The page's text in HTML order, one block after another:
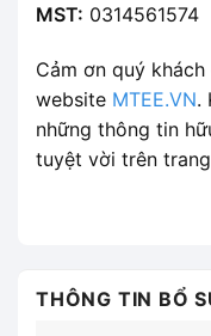
MST: 0314561574
Cảm ơn quý
website MTEE.VN.
những thông tin
tuyệt vời trên
THÔNG TIN BỔ